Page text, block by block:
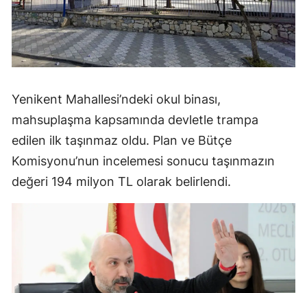
Yenikent Mahallesi’ndeki okul binası,
mahsuplaşma kapsamında devletle trampa
edilen ilk taşınmaz oldu. Plan ve Bütçe
Komisyonu’nun incelemesi sonucu taşınmazın
değeri 194 milyon TL olarak belirlendi.